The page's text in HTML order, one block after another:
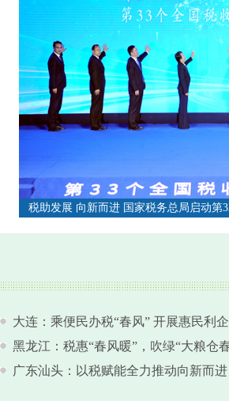
税助发展 向新而进 国家税务总局启动第
税助发展 向新而进 国家税务总局启动第
大连：乘便民办税“春风” 开展惠民利
黑龙江：税惠“春风暖”，吹绿“大粮仓
广东汕头：以税赋能全力推动向新而进